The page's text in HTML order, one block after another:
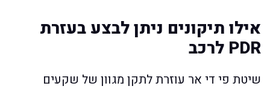
אילו תיקונים ניתן לבצע בעזרת
PDR לרכב
שיטת פי די אר עוזרת לתקן מגוון של שקעים